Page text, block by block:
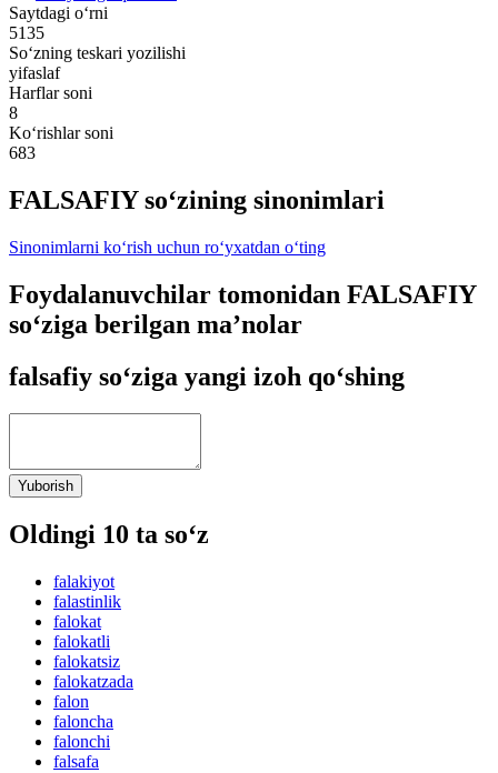
Saytdagi o‘rni
5135
So‘zning teskari yozilishi
yifaslaf
Harflar soni
8
Ko‘rishlar soni
683
FALSAFIY so‘zining sinonimlari
Sinonimlarni ko‘rish uchun ro‘yxatdan o‘ting
Foydalanuvchilar tomonidan FALSAFIY
so‘ziga berilgan ma’nolar
falsafiy so‘ziga yangi izoh qo‘shing
Yuborish
Oldingi 10 ta so‘z
falakiyot
falastinlik
falokat
falokatli
falokatsiz
falokatzada
falon
faloncha
falonchi
falsafa